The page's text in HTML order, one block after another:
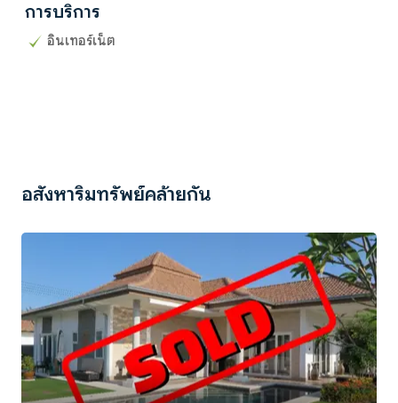
การบริการ
อินเทอร์เน็ต
อสังหาริมทรัพย์คล้ายกัน